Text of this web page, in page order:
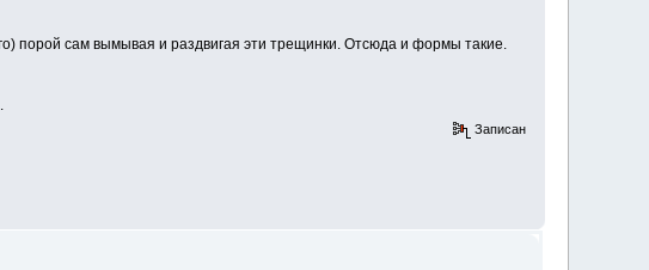
порой сам вымывая и раздвигая эти трещинки. Отсюда и формы такие.
Записан